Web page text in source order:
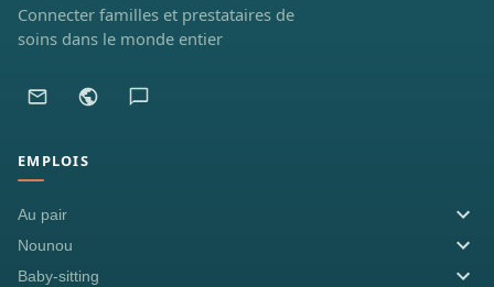
Connecter familles et prestataires de
soins dans le monde entier
EMPLOIS
Au pair
Nounou
Baby-sitting